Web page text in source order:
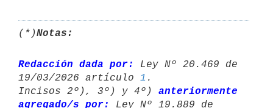
(*)Notas:
Redacción dada por:
Ley Nº 20.469 de
19/03/2026 artículo 1 .
Incisos 2º), 3º) y 4º) anteriormente
agregado/s por:
Ley Nº 19.889 de